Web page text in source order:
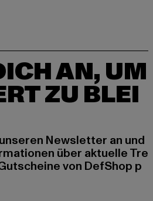
AN, UM
ZU BLEI
Newsletter an und
über aktuelle Tre
von DefShop p